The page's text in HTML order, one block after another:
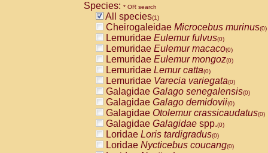
Species: * OR search
All species(1)
Cheirogaleidae Microcebus murinus(0)
Lemuridae Eulemur fulvus(0)
Lemuridae Eulemur macaco(0)
Lemuridae Eulemur mongoz(0)
Lemuridae Lemur catta(0)
Lemuridae Varecia variegata(0)
Galagidae Galago senegalensis(0)
Galagidae Galago demidovii(0)
Galagidae Otolemur crassicaudatus(0)
Galagidae Galagidae spp.(0)
Loridae Loris tardigradus(0)
Loridae Nycticebus coucang(0)